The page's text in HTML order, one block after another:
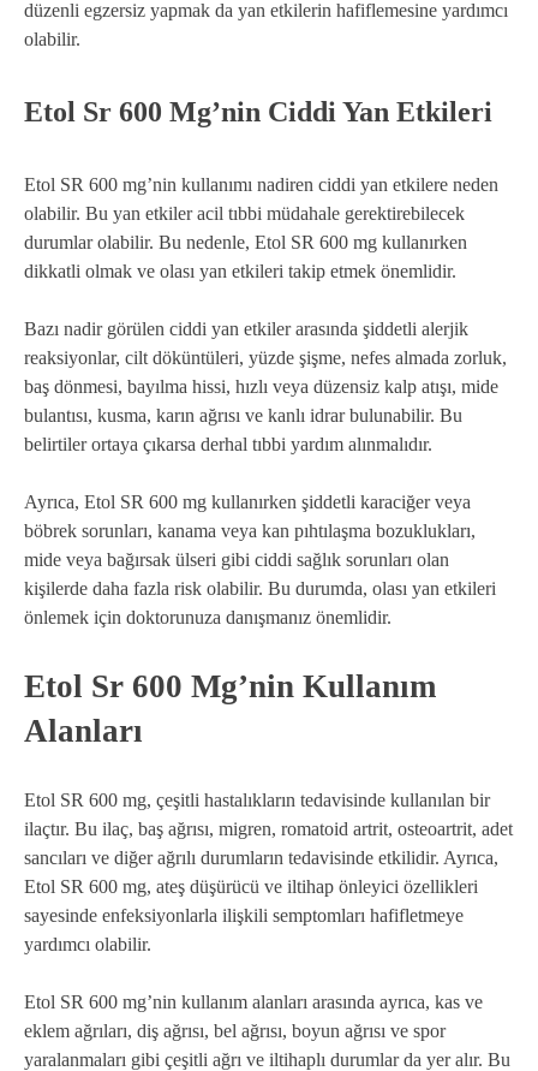
düzenli egzersiz yapmak da yan etkilerin hafiflemesine yardımcı
olabilir.
Etol Sr 600 Mg’nin Ciddi Yan Etkileri
Etol SR 600 mg’nin kullanımı nadiren ciddi yan etkilere neden
olabilir. Bu yan etkiler acil tıbbi müdahale gerektirebilecek
durumlar olabilir. Bu nedenle, Etol SR 600 mg kullanırken
dikkatli olmak ve olası yan etkileri takip etmek önemlidir.
Bazı nadir görülen ciddi yan etkiler arasında şiddetli alerjik
reaksiyonlar, cilt döküntüleri, yüzde şişme, nefes almada zorluk,
baş dönmesi, bayılma hissi, hızlı veya düzensiz kalp atışı, mide
bulantısı, kusma, karın ağrısı ve kanlı idrar bulunabilir. Bu
belirtiler ortaya çıkarsa derhal tıbbi yardım alınmalıdır.
Ayrıca, Etol SR 600 mg kullanırken şiddetli karaciğer veya
böbrek sorunları, kanama veya kan pıhtılaşma bozuklukları,
mide veya bağırsak ülseri gibi ciddi sağlık sorunları olan
kişilerde daha fazla risk olabilir. Bu durumda, olası yan etkileri
önlemek için doktorunuza danışmanız önemlidir.
Etol Sr 600 Mg’nin Kullanım
Alanları
Etol SR 600 mg, çeşitli hastalıkların tedavisinde kullanılan bir
ilaçtır. Bu ilaç, baş ağrısı, migren, romatoid artrit, osteoartrit, adet
sancıları ve diğer ağrılı durumların tedavisinde etkilidir. Ayrıca,
Etol SR 600 mg, ateş düşürücü ve iltihap önleyici özellikleri
sayesinde enfeksiyonlarla ilişkili semptomları hafifletmeye
yardımcı olabilir.
Etol SR 600 mg’nin kullanım alanları arasında ayrıca, kas ve
eklem ağrıları, diş ağrısı, bel ağrısı, boyun ağrısı ve spor
yaralanmaları gibi çeşitli ağrı ve iltihaplı durumlar da yer alır. Bu